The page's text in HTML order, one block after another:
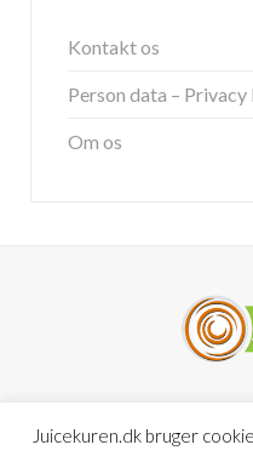
Kontakt os
Person data –
Om os
Juicekuren.dk bruger